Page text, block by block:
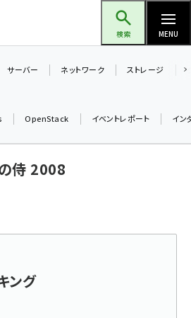
検索 MENU
旅する晴山佳須夫のヒント集！ (2050)
サーバー ネットワーク ストレージ
OpenStack イベントレポート イン
侍 2008
ング